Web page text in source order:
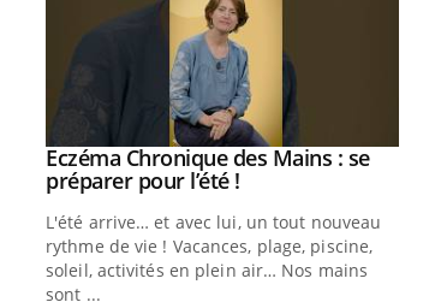
Youtube
Eczéma Chronique des Mains : se
préparer pour l’été !Youtube
L'été arrive… et avec lui, un tout nouveau
rythme de vie ! Vacances, plage, piscine,
soleil, activités en plein air… Nos mains
sont ...